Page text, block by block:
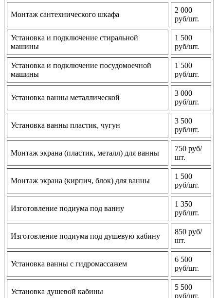
Монтаж сантехнического шкафа
2 000
руб/шт.
Установка и подключение стиральной
машины
1 500
руб/шт.
Установка и подключение посудомоечной
машины
1 500
руб/шт.
Установка ванны металлической
3 000
руб/шт.
Установка ванны пластик, чугун
3 500
руб/шт.
Монтаж экрана (пластик, металл) для ванны
750 руб/
шт.
Монтаж экрана (кирпич, блок) для ванны
1 500
руб/шт.
Изготовление подиума под ванну
1 350
руб/шт.
Изготовление подиума под душевую кабину
850 руб/
шт.
Установка ванны с гидромассажем
6 500
руб/шт.
Установка душевой кабины
5 500
руб/шт.